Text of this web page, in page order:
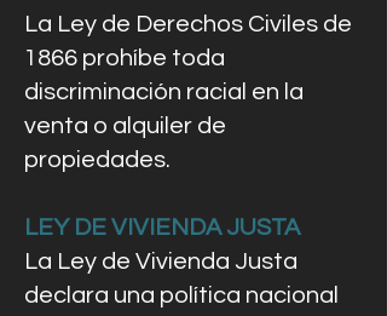
La Ley de Derechos Civiles de
1866 prohíbe toda
discriminación racial en la
venta o alquiler de
propiedades.
LEY DE VIVIENDA JUSTA
La Ley de Vivienda Justa
declara una política nacional